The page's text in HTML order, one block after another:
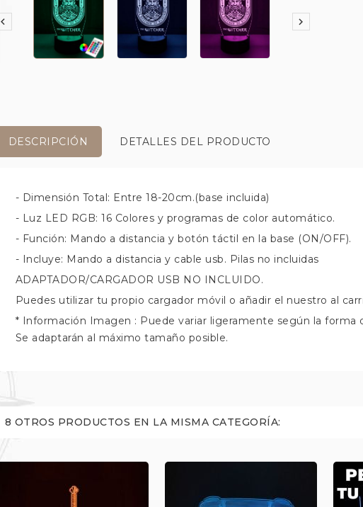
 
DESCRIPCIÓN DETALLES DEL PRODUCTO
- Dimensión Total: Entre 18-20cm.(base incluida)
- Luz LED RGB: 16 Colores y programas de color automático.
- Función: Mando a distancia y botón táctil en la base (ON/OFF).
- Incluye: Mando a distancia y cable usb. Pilas no incluidas
ADAPTADOR/CARGADOR USB NO INCLUIDO.
Puedes utilizar tu propio cargador móvil o añadir el nuestro al
* Información Imagen : Puede variar ligeramente según la
Se adaptarán al máximo tamaño posible.
8 OTROS PRODUCTOS EN LA MISMA CATEGORÍA: